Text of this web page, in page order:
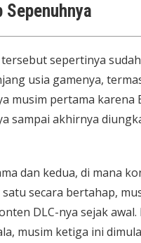
Sepenuhnya
sepertinya
usia gamenya,
musim pertama karena
sampai akhirnya
dan kedua, di mana
secara bertahap,
DLC-nya sejak
musim ketiga ini